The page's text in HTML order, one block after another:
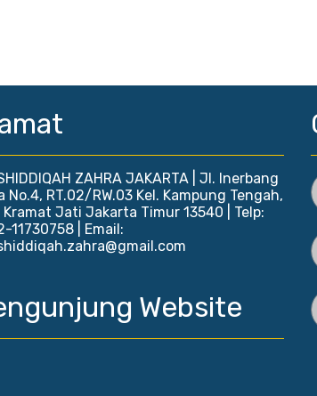
ZAHRA JAKARTA | Jl. Inerbang
No.4, RT.02/RW.03 Kel. Kampung Tengah,
Kramat Jati Jakarta Timur 13540 | Telp:
11730758 | Email:
Website